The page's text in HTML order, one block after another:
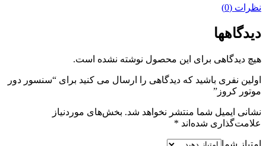
نظرات (0)
دیدگاهها
هیچ دیدگاهی برای این محصول نوشته نشده است.
اولین نفری باشید که دیدگاهی را ارسال می کنید برای “سنسور دور
موتور کروز”
نشانی ایمیل شما منتشر نخواهد شد. بخش‌های موردنیاز
علامت‌گذاری شده‌اند *